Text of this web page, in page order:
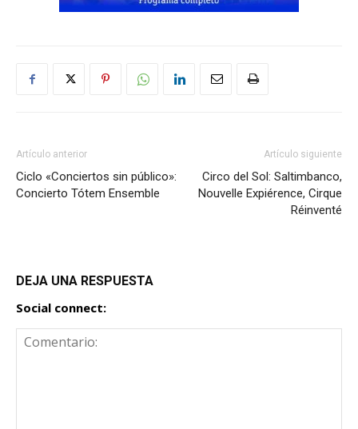
Artículo anterior
Ciclo «Conciertos sin público»:
Concierto Tótem Ensemble
Artículo siguiente
Circo del Sol: Saltimbanco,
Nouvelle Expiérence, Cirque
Réinventé
DEJA UNA RESPUESTA
Social connect: